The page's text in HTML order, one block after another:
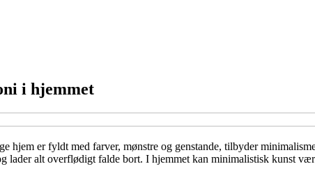
i hjemmet
hjem er fyldt med farver, mønstre og genstande, tilbyder
lader alt overflødigt falde bort. I hjemmet kan minimalistisk kunst